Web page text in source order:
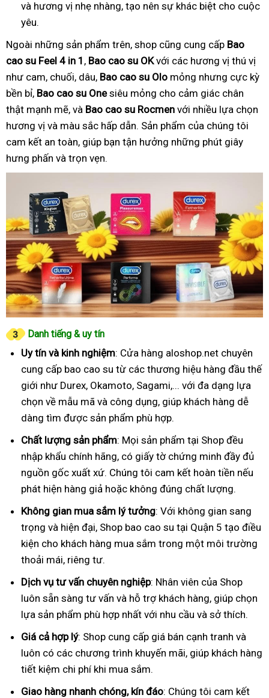
và hương vị nhẹ nhàng, tạo nên sự khác biệt cho cuộc
yêu.
Ngoài những sản phẩm trên, shop cũng cung cấp Bao
cao su Feel 4 in 1 , Bao cao su OKvới các hương vị thú vị
như cam, chuối, dâu, Bao cao su Olo mỏng nhưng cực kỳ
bền bỉ, Bao cao su Onesiêu mỏng cho cảm giác chân
thật mạnh mẽ, và Bao cao su Rocmen với nhiều lựa chọn
hương vị và màu sắc hấp dẫn. Sản phẩm của chúng tôi
cam kết an toàn, giúp bạn tận hưởng những phút giây
hưng phấn và trọn vẹn.
Danh tiếng & uy tín
Uy tín và kinh nghiệm: Cửa hàng aloshop.net chuyên
cung cấp bao cao su từ các thương hiệu hàng đầu thế
giới như Durex, Okamoto, Sagami,... với đa dạng lựa
chọn về mẫu mã và công dụng, giúp khách hàng dễ
dàng tìm được sản phẩm phù hợp.
Chất lượng sản phẩm: Mọi sản phẩm tại Shop đều
nhập khẩu chính hãng, có giấy tờ chứng minh đầy đủ
nguồn gốc xuất xứ. Chúng tôi cam kết hoàn tiền nếu
phát hiện hàng giả hoặc không đúng chất lượng.
Không gian mua sắm lý tưởng: Với không gian sang
trọng và hiện đại, Shop bao cao su tại Quận 5 tạo điều
kiện cho khách hàng mua sắm trong một môi trường
thoải mái, riêng tư.
Dịch vụ tư vấn chuyên nghiệp: Nhân viên của Shop
luôn sẵn sàng tư vấn và hỗ trợ khách hàng, giúp chọn
lựa sản phẩm phù hợp nhất với nhu cầu và sở thích.
Giá cả hợp lý: Shop cung cấp giá bán cạnh tranh và
luôn có các chương trình khuyến mãi, giúp khách hàng
tiết kiệm chi phí khi mua sắm.
Giao hàng nhanh chóng, kín đáo: Chúng tôi cam kết